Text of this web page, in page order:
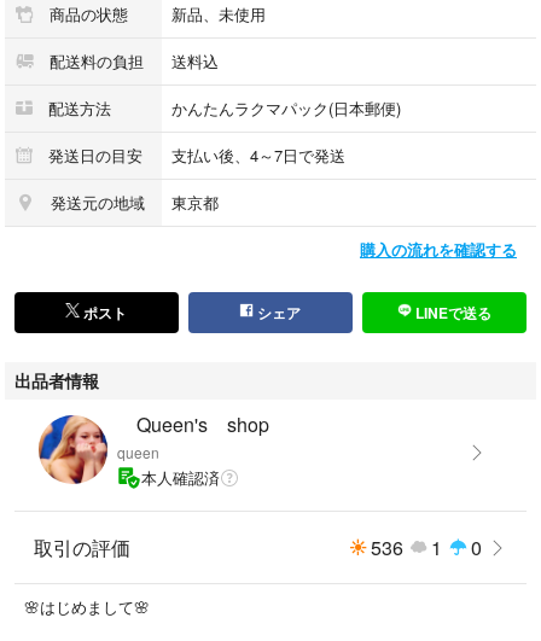
商品の状態 新品、未使用
配送料の負担 送料込
配送方法 かんたんラクマパック(日本郵便)
発送日の目安 支払い後、4～7日で発送
発送元の地域 東京都
購入の流れを確認する
ポスト シェア LINEで送る
出品者情報
Queen's shop
queen
本人確認済
取引の評価 536 1 0
🌸はじめまして🌸